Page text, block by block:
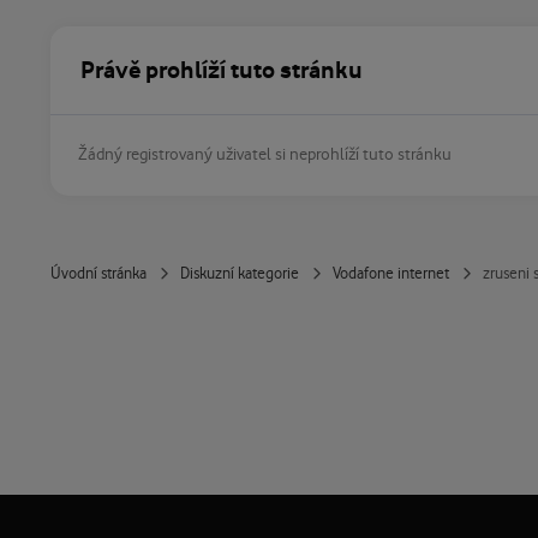
Právě prohlíží tuto stránku
Žádný registrovaný uživatel si neprohlíží tuto stránku
Úvodní stránka Diskuzní kategorie Vodafone internet zruseni